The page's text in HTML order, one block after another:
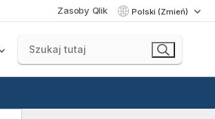
Zasoby Qlik Polski (Zmień)